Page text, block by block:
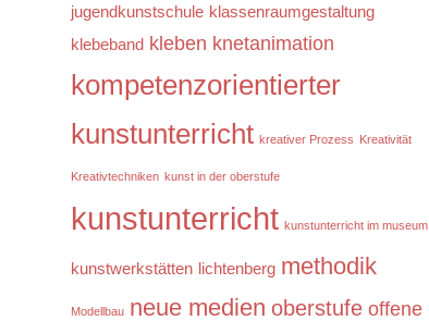
jugendkunstschule klassenraumgestaltung
klebeband kleben knetanimation
kompetenzorientierter
kunstunterricht kreativer Prozess Kreativität
Kreativtechniken kunst in der oberstufe
kunstunterricht kunstunterricht im museum
kunstwerkstätten lichtenberg methodik
Modellbau neue medien oberstufe offene